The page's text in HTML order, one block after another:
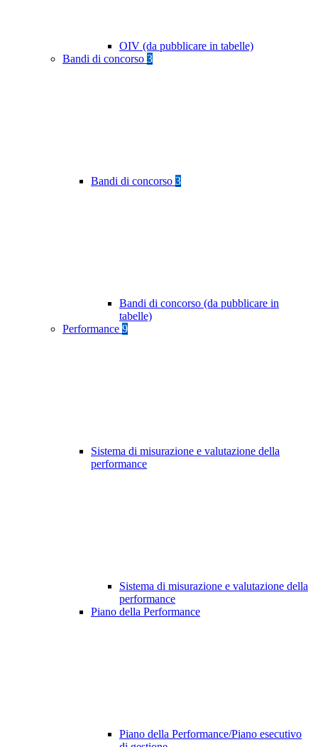
OIV (da pubblicare in tabelle)
Bandi di concorso 3
Bandi di concorso 3
Bandi di concorso (da pubblicare in
tabelle)
Performance 9
Sistema di misurazione e valutazione della
performance
Sistema di misurazione e valutazione della
performance
Piano della Performance
Piano della Performance/Piano esecutivo